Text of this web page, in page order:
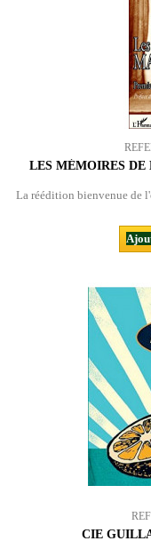
LES MÉMOIRES
La réédition bienvenue de
CIE